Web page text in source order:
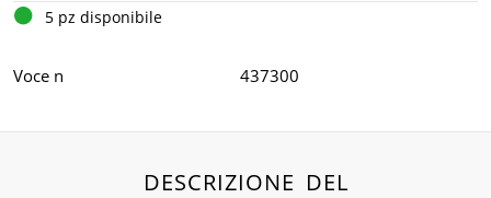
5 pz disponibile
Voce n 437300
DESCRIZIONE DEL